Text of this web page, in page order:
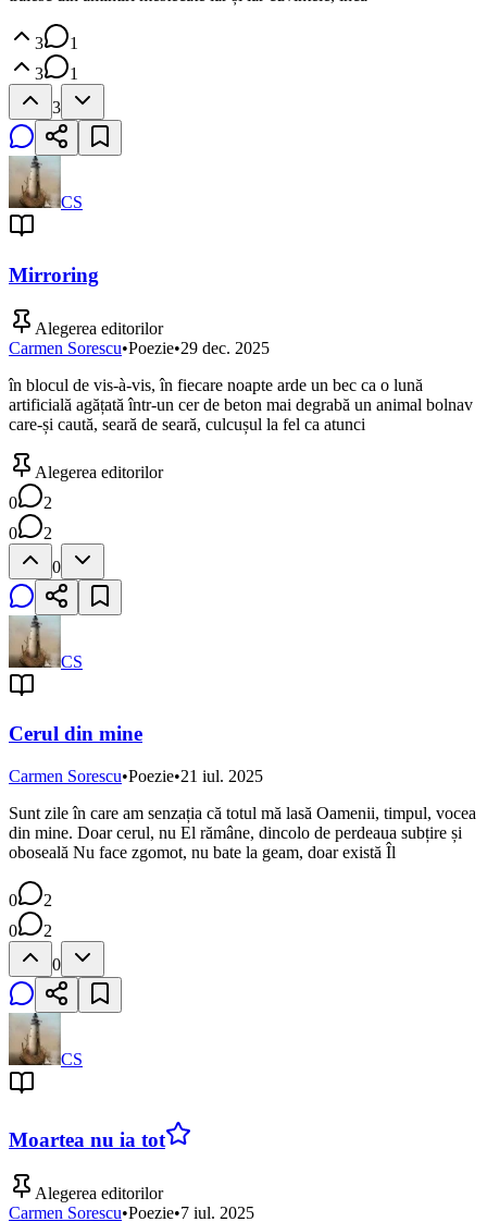
3
1
3
1
3
CS
Mirroring
Alegerea editorilor
Carmen Sorescu•Poezie•29 dec. 2025
în blocul de vis-à-vis, în fiecare noapte arde un bec ca o lună
artificială agățată într-un cer de beton mai degrabă un animal bolnav
care-și caută, seară de seară, culcușul la fel ca atunci
Alegerea editorilor
0
2
0
2
0
CS
Cerul din mine
Carmen Sorescu•Poezie•21 iul. 2025
Sunt zile în care am senzația că totul mă lasă Oamenii, timpul, vocea
din mine. Doar cerul, nu El rămâne, dincolo de perdeaua subțire și
oboseală Nu face zgomot, nu bate la geam, doar există Îl
0
2
0
2
0
CS
Moartea nu ia tot
Alegerea editorilor
Carmen Sorescu•Poezie•7 iul. 2025